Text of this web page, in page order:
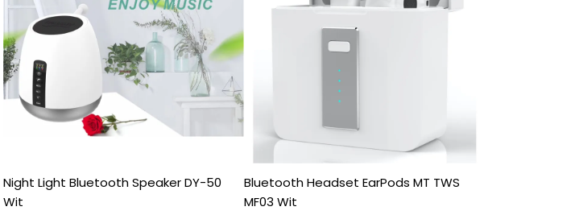
Night Light Bluetooth Speaker DY-50
Wit
Bluetooth Headset EarPods MT TWS
MF03 Wit